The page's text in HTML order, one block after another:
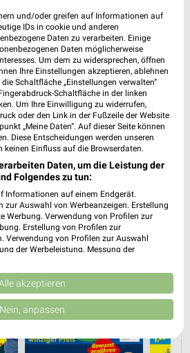
Pößneck ab Mo. den
08. Aug.
BLÄTTERN
ANGEBOTE AB DONNERSTAG CLEVER
und/oder greifen auf Informationen auf
IDs in cookie und anderen
Daten zu verarbeiten. Einige
Daten möglicherweise
Um dem zu widersprechen, öffnen
Ihre Einstellungen akzeptieren, ablehnen
Schaltfläche „Einstellungen verwalten“
Schaltfläche in der linken
Um Ihre Einwilligung zu widerrufen,
oder den Link in der Fußzeile der Website
„Meine Daten“. Auf dieser Seite können
Diese Entscheidungen werden unseren
Einfluss auf die Browserdaten.
Daten, um die Leistung der
Folgendes zu tun:
Informationen auf einem Endgerät.
zur Auswahl von Werbeanzeigen. Erstellung
Werbung. Verwendung von Profilen zur
Erstellung von Profilen zur
Verwendung von Profilen zur Auswahl
der Werbeleistung. Messung der
verschiedenen Quellen. Entwicklung und
reduzierter Daten zur Auswahl
Union weitergegeben und in die
akzeptieren
Nein, anpassen